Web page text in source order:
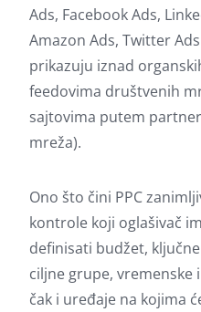
Ads, Facebook Ads,
Amazon Ads, Twitter
prikazuju iznad
feedovima društvenih
sajtovima putem
mreža).
Ono što čini PPC
kontrole koji oglašivač
definisati budžet,
ciljne grupe, vremenske
čak i uređaje na kojima